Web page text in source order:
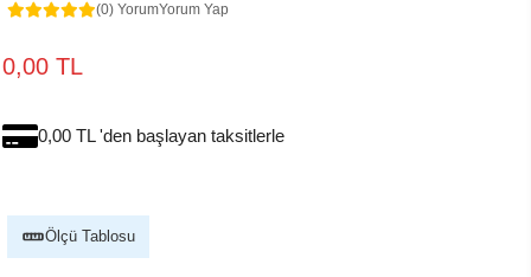
(0) YorumYorum Yap
0,00 TL
0,00 TL 'den başlayan taksitlerle
Ölçü Tablosu